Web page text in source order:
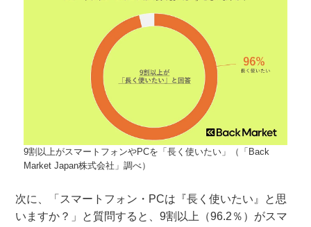
9割以上がスマートフォンやPCを「長く使いたい」（「Back
Market Japan株式会社」調べ）
次に、「スマートフォン・PCは『長く使いたい』と思
いますか？」と質問すると、9割以上（96.2％）がスマ